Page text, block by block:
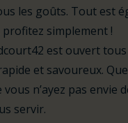
les goûts. Tout est
simplement !
est ouvert
et savoureux.
n’ayez pas envie
servir.